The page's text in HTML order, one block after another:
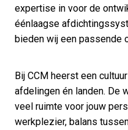
expertise in voor de
éénlaagse
bieden wij een passende
Bij CCM heerst een
afdelingen én landen. De
veel ruimte voor jouw
werkplezier, balans